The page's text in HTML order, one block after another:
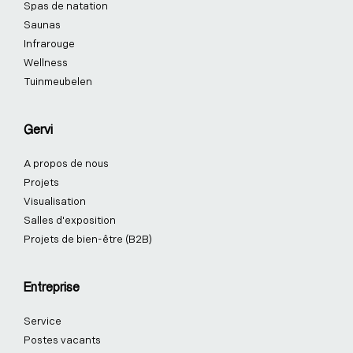
f
i
Spas de natation
Saunas
Infrarouge
Wellness
Tuinmeubelen
Gervi
A propos de nous
Projets
Visualisation
Salles d'exposition
Projets de bien-être (B2B)
Entreprise
Service
Postes vacants